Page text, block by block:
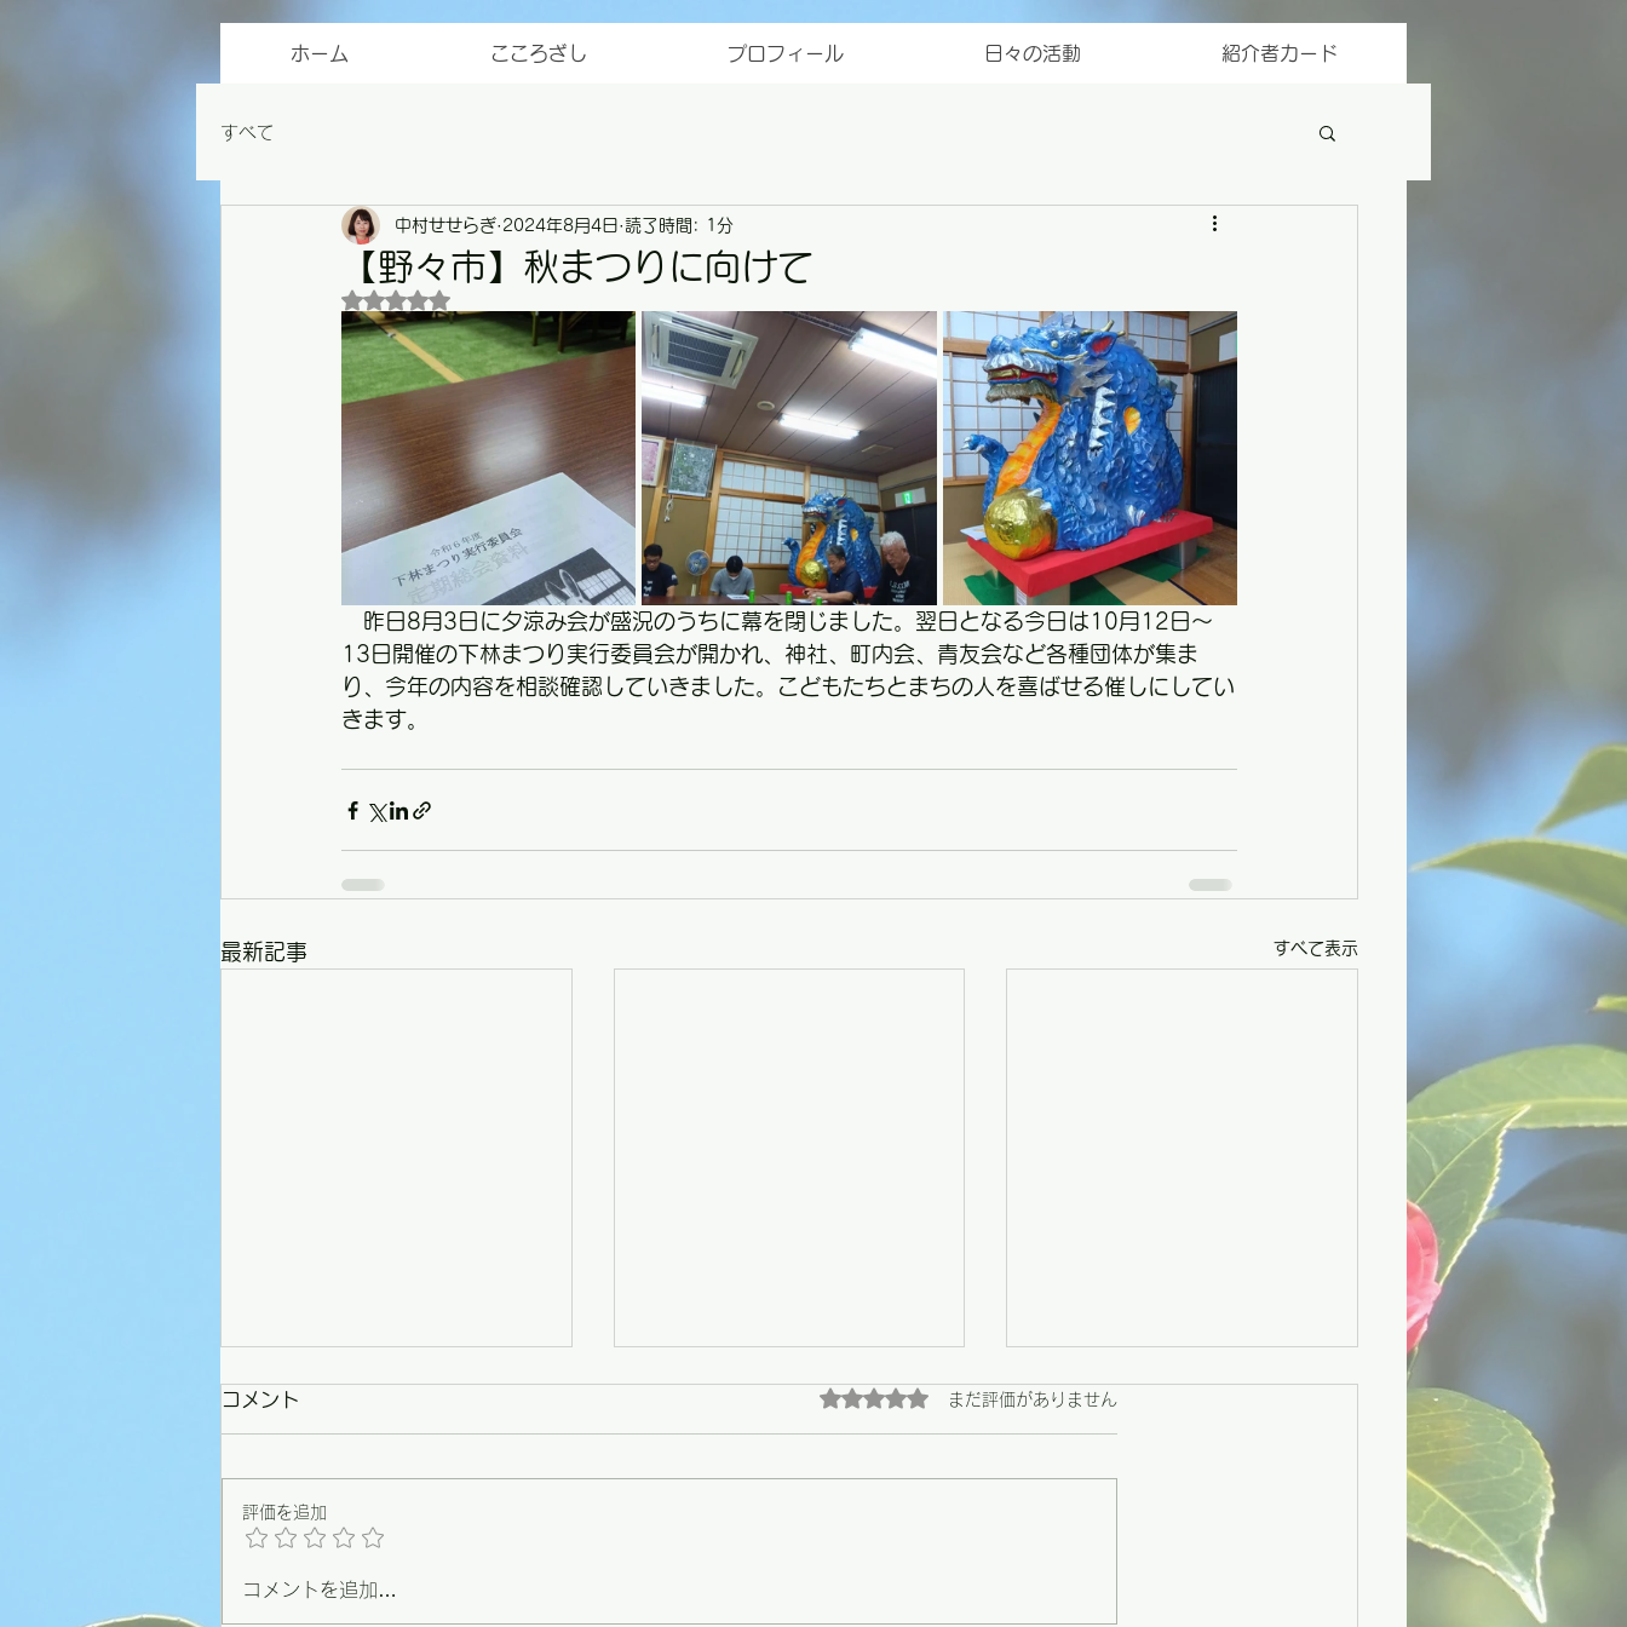
ホーム こころざし プロフィール 日々の活動 紹介者カード
すべて
【野々市】秋まつりに向けて
中村せせらぎ 2024年8月4日 読了時間: 1分
5つ星のうちNaNと評価されています。
昨日8月3日に夕涼み会が盛況のうちに幕を閉じました。翌日となる今日は10月12日～
13日開催の下林まつり実行委員会が開かれ、神社、町内会、青友会など各種団体が集ま
り、今年の内容を相談確認していきました。こどもたちとまちの人を喜ばせる催しにしてい
きます。
最新記事 すべて表示
【野々市】条例づくりの原点
コメント 5つ星のうち0と評価されています。
まだ評価がありません
評価を追加
コメントを追加…